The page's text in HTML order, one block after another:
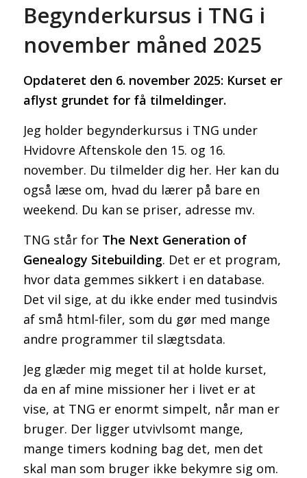
Begynderkursus i TNG i
november måned 2025
Opdateret den 6. november 2025: Kurset er
aflyst grundet for få tilmeldinger.
Jeg holder begynderkursus i TNG under
Hvidovre Aftenskole den 15. og 16.
november. Du tilmelder dig her. Her kan du
også læse om, hvad du lærer på bare en
weekend. Du kan se priser, adresse mv.
TNG står for The Next Generation of
Genealogy Sitebuilding. Det er et program,
hvor data gemmes sikkert i en database.
Det vil sige, at du ikke ender med tusindvis
af små html-filer, som du gør med mange
andre programmer til slægtsdata.
Jeg glæder mig meget til at holde kurset,
da en af mine missioner her i livet er at
vise, at TNG er enormt simpelt, når man er
bruger. Der ligger utvivlsomt mange,
mange timers kodning bag det, men det
skal man som bruger ikke bekymre sig om.